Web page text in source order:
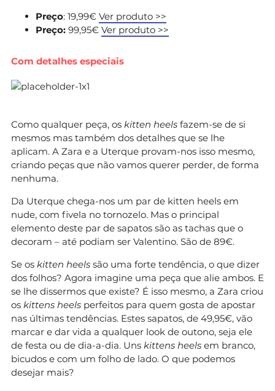
Preço: 19,99€ Ver produto >>
Preço: 99,95€ Ver produto >>
Com detalhes especiais
Como qualquer peça, os kitten heels fazem-se de si
mesmos mas também dos detalhes que se lhe
aplicam. A Zara e a Uterque provam-nos isso mesmo,
criando peças que não vamos querer perder, de forma
nenhuma.
Da Uterque chega-nos um par de kitten heels em
nude, com fivela no tornozelo. Mas o principal
elemento deste par de sapatos são as tachas que o
decoram – até podiam ser Valentino. São de 89€.
Se os kitten heels são uma forte tendência, o que dizer
dos folhos? Agora imagine uma peça que alie ambos. E
se lhe dissermos que existe? É isso mesmo, a Zara criou
os kittens heels perfeitos para quem gosta de apostar
nas últimas tendências. Estes sapatos, de 49,95€, vão
marcar e dar vida a qualquer look de outono, seja ele
de festa ou de dia-a-dia. Uns kittens heels em branco,
bicudos e com um folho de lado. O que podemos
desejar mais?